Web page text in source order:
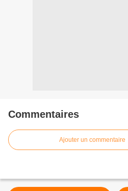
Commentaires
Ajouter un commentaire